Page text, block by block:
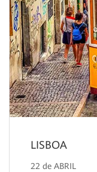
12h30
Almoço
LISBOA
22 de ABRIL